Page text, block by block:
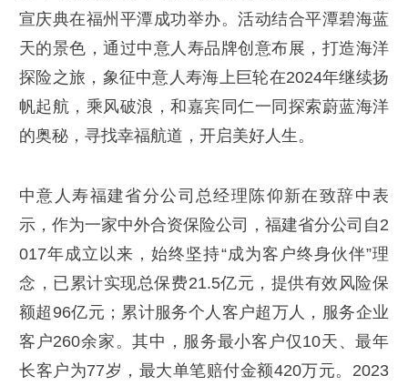
宣庆典在福州平潭成功举办。活动结合平潭碧海蓝
天的景色，通过中意人寿品牌创意布展，打造海洋
探险之旅，象征中意人寿海上巨轮在2024年继续扬
帆起航，乘风破浪，和嘉宾同仁一同探索蔚蓝海洋
的奥秘，寻找幸福航道，开启美好人生。
中意人寿福建省分公司总经理陈仰新在致辞中表
示，作为一家中外合资保险公司，福建省分公司自2
017年成立以来，始终坚持“成为客户终身伙伴”理
念，已累计实现总保费21.5亿元，提供有效风险保
额超96亿元；累计服务个人客户超万人，服务企业
客户260余家。其中，服务最小客户仅10天、最年
长客户为77岁，最大单笔赔付金额420万元。2023